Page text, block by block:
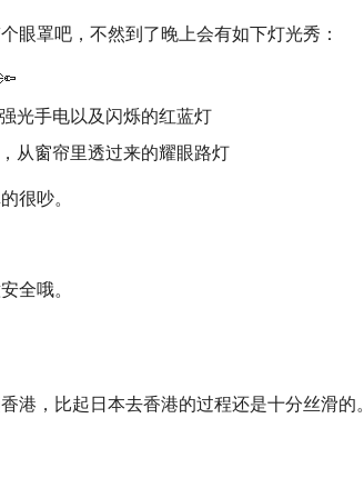
眼罩吧，不然到了晚上会有如下灯光秀：
光手电以及闪烁的红蓝灯
从窗帘里透过来的耀眼路灯
很吵。
全哦。
港，比起日本去香港的过程还是十分丝滑的。